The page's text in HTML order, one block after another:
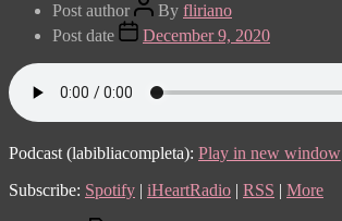
Post author By fliriano
Post date
December 9, 2020
Podcast (labibliacompleta): Play in new window
Subscribe: Spotify | iHeartRadio | RSS | More